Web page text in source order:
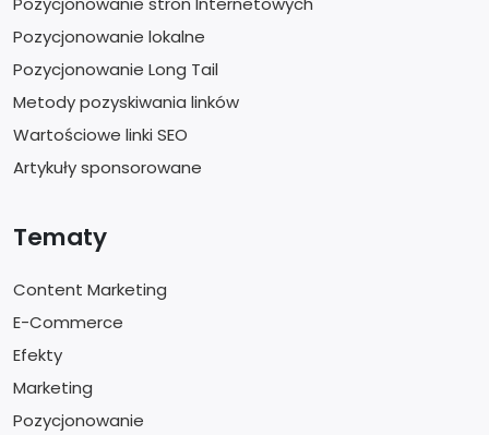
Pozycjonowanie lokalne
Pozycjonowanie Long Tail
Metody pozyskiwania linków
Wartościowe linki SEO
Artykuły sponsorowane
Tematy
Content Marketing
E-Commerce
Efekty
Marketing
Pozycjonowanie